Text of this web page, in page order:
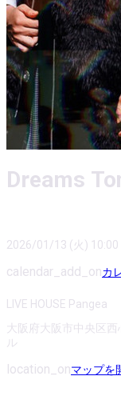
Dreams
2026/01/13 (火) 10:00
calendar_add_onカ
LIVE HOUSE Pangea
大阪府大阪市中央区
ル
location_onマップを